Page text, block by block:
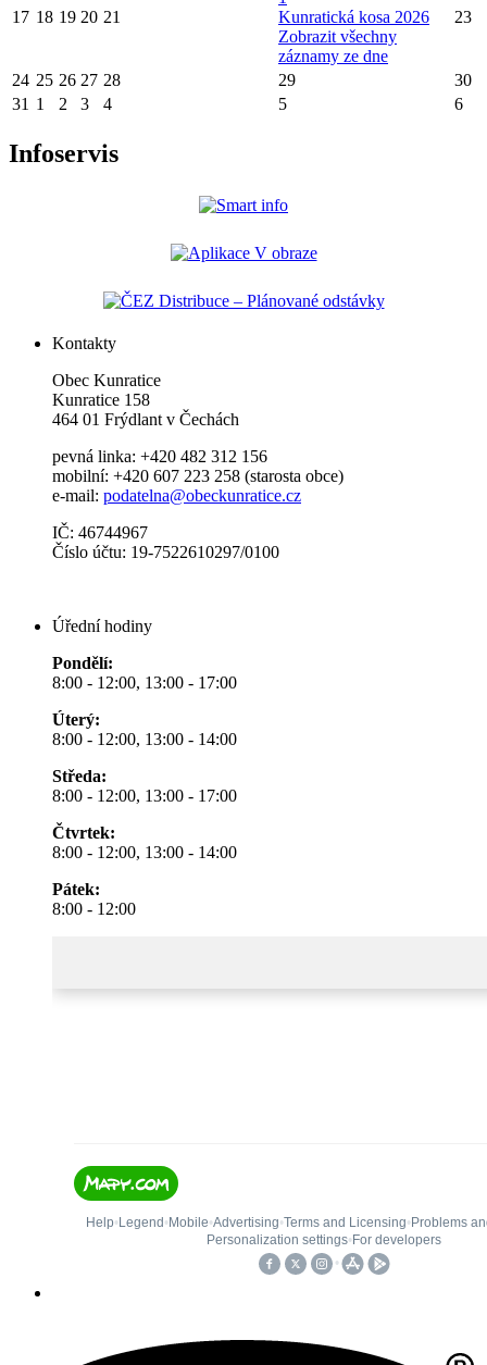
17 18 19 20 21
Kunratická kosa 2026
Zobrazit všechny
záznamy ze dne
23
24 25 26 27 28 29
30
31 1 2 3 4 5 6
Infoservis
Kontakty
Obec Kunratice
Kunratice 158
464 01 Frýdlant v Čechách
pevná linka: +420 482 312 156
mobilní: +420 607 223 258 (starosta obce)
e-mail: podatelna@obeckunratice.cz
IČ: 46744967
Číslo účtu: 19-7522610297/0100
Úřední hodiny
Pondělí:
8:00 - 12:00, 13:00 - 17:00
Úterý:
8:00 - 12:00, 13:00 - 14:00
Středa:
8:00 - 12:00, 13:00 - 17:00
Čtvrtek:
8:00 - 12:00, 13:00 - 14:00
Pátek:
8:00 - 12:00